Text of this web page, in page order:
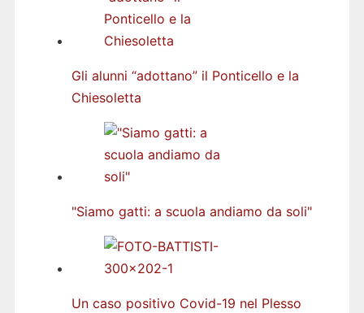
Gli alunni “adottano” il Ponticello e la
Chiesoletta
"Siamo gatti: a scuola andiamo da soli"
Un caso positivo Covid-19 nel Plesso